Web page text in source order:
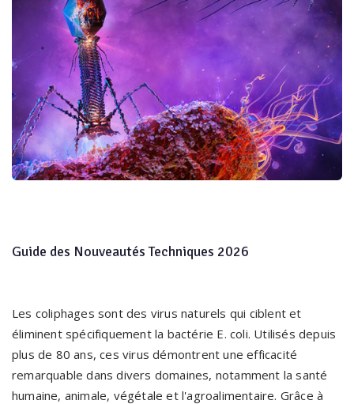
Guide des Nouveautés Techniques 2026
Les coliphages sont des virus naturels qui ciblent et
éliminent spécifiquement la bactérie E. coli. Utilisés depuis
plus de 80 ans, ces virus démontrent une efficacité
remarquable dans divers domaines, notamment la santé
humaine, animale, végétale et l'agroalimentaire. Grâce à